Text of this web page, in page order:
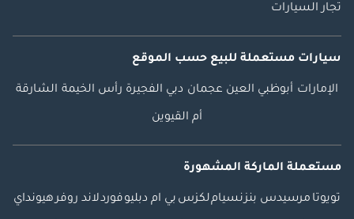
تجار السيارات
سيارات مستعملة للبيع حسب الموقع
الإمارات أبوظبي العين عجمان دبي الفجيرة رأس الخيمة الشارقة
أم القيوين
مستعملة الماركة المشهورة
تويوتا مرسيدس بنزنسياملكزس بي ام دبليوفوردلاند روفرهيونداي